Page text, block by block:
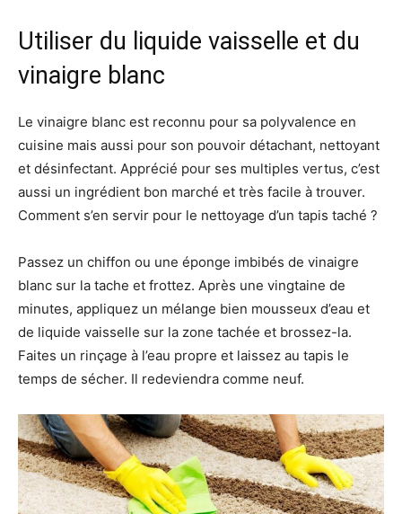
Utiliser du liquide vaisselle et du
vinaigre blanc
Le vinaigre blanc est reconnu pour sa polyvalence en
cuisine mais aussi pour son pouvoir détachant, nettoyant
et désinfectant. Apprécié pour ses multiples vertus, c’est
aussi un ingrédient bon marché et très facile à trouver.
Comment s’en servir pour le nettoyage d’un tapis taché ?
Passez un chiffon ou une éponge imbibés de vinaigre
blanc sur la tache et frottez. Après une vingtaine de
minutes, appliquez un mélange bien mousseux d’eau et
de liquide vaisselle sur la zone tachée et brossez-la.
Faites un rinçage à l’eau propre et laissez au tapis le
temps de sécher. Il redeviendra comme neuf.